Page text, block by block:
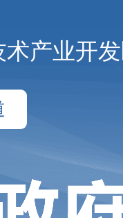
产业开